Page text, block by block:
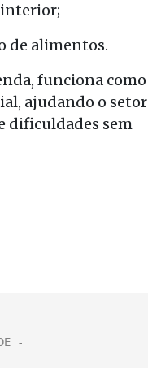
de alimentos.
funciona como
ajudando o setor
dificuldades sem